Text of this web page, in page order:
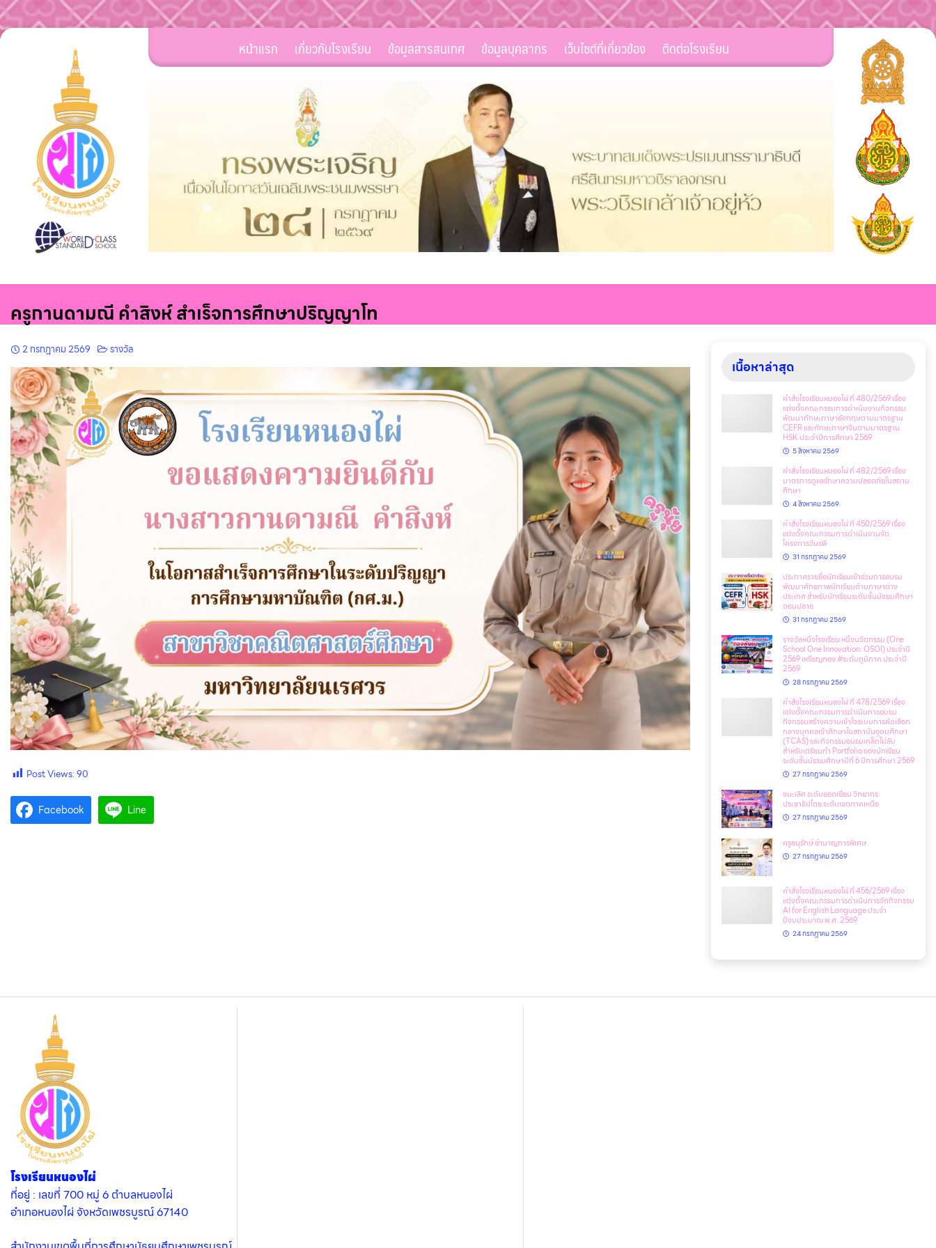
Skip
หน้าแรก เกี่ยวกับโรงเรียน ข้อมูลสารสนเทศ ข้อมูลบุคลากร เว็บไซต์ที่เกี่ยวข้อง ติดต่อโรงเรียน
ครูกานดามณี คำสิงห์ สำเร็จการศึกษาปริญญาโท
2 กรกฎาคม 2569 รางวัล
Post Views:90
Facebook Line
เนื้อหาล่าสุด
คำสั่งโรงเรียนหนองไผ่ ที่ 480/2569 เรื่อง
แต่งตั้งคณะกรรมการดำเนินงานกิจกรรม
พัฒนาทักษะภาษาอังกฤษตามมาตรฐาน
CEFR และทักษะภาษาจีนตามมาตรฐาน
HSK ประจำปีการศึกษา 2569
5 สิงหาคม 2569
คำสั่งโรงเรียนหนองไผ่ ที่ 482/2569 เรื่อง
มาตรการดูแลรักษาความปลอดภัยในสถาน
ศึกษา
4 สิงหาคม 2569
คำสั่งโรงเรียนหนองไผ่ ที่ 450/2569 เรื่อง
แต่งตั้งคณะกรรมการดำเนินงานจัด
โครงการวันรพี
31 กรกฎาคม 2569
ประกาศรายชื่อนักเรียนเข้าร่วมการอบรม
พัฒนาศักยภาพนักเรียนด้านภาษาต่าง
ประเทศ สำหรับนักเรียนระดับชั้นมัธยมศึกษา
ตอนปลาย
31 กรกฎาคม 2569
รางวัลหนึ่งโรงเรียน หนึ่งนวัตกรรม (One
School One Innovation: OSOI) ประจำปี
2569 เหรียญทอง #ระดับภูมิภาค ประจำปี
2569
28 กรกฎาคม 2569
คำสั่งโรงเรียนหนองไผ่ ที่ 478/2569 เรื่อง
แต่งตั้งคณะกรรมการดำเนินการอบรม
กิจกรรมสร้างความเข้าใจระบบการคัดเลือก
กลางบุคคลเข้าศึกษาในสถาบันอุดมศึกษา
(TCAS) และกิจกรรมอบรมเคล็ดไม่ลับ
สำหรับเตรียมทำ Portfolio ของนักเรียน
ระดับชั้นมัธยมศึกษาปีที่ 6 ปีการศึกษา 2569
27 กรกฎาคม 2569
ชนะเลิศ ระดับยอดเยี่ยม วิทยากร
ประชาธิปไตย ระดับเขตภาคเหนือ
27 กรกฎาคม 2569
ครูอนุรักษ์ ชำนาญการพิเศษ
27 กรกฎาคม 2569
คำสั่งโรงเรียนหนองไผ่ ที่ 456/2569 เรื่อง
แต่งตั้งคณะกรรมการดำเนินการจัดกิจกรรม
AI for English Language ประจำ
ปีงบประมาณ พ.ศ. 2569
24 กรกฎาคม 2569
โรงเรียนหนองไผ่
ที่อยู่ : เลขที่ 700 หมู่ 6 ตำบลหนองไผ่
อำเภอหนองไผ่ จังหวัดเพชรบูรณ์ 67140